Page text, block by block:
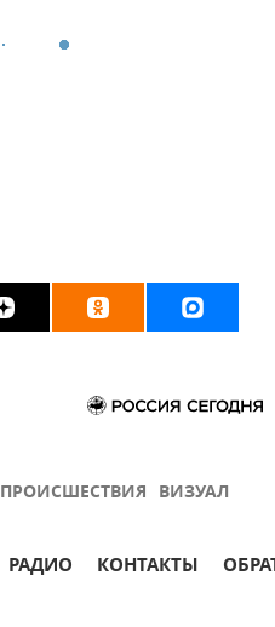
ПРОИСШЕСТВИЯ ВИЗУАЛ
РАДИО КОНТАКТЫ